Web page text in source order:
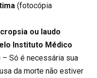
(fotocópia
ou laudo
Instituto Médico
Só é necessária sua
da morte não estiver